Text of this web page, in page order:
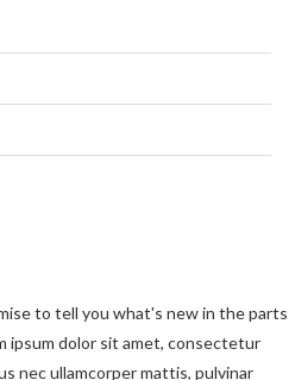
to tell you what's new in the parts
ipsum dolor sit amet, consectetur
nec ullamcorper mattis, pulvinar